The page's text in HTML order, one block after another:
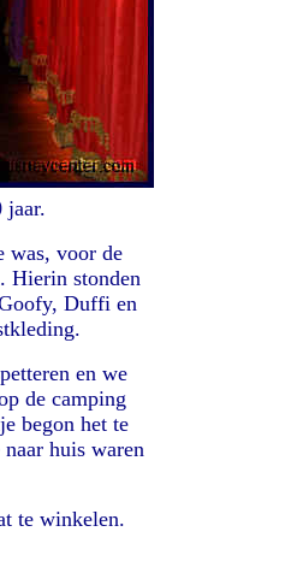
jaar.
was, voor de
. Hierin stonden
Duffi en
en we
de camping
begon het te
huis waren
te winkelen.